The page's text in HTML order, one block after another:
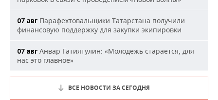
07 авг Парафехтовальщики Татарстана получили
финансовую поддержку для закупки экипировки
07 авг Анвар Гатиятулин: «Молодежь старается, для
нас это главное»
ВСЕ НОВОСТИ ЗА СЕГОДНЯ